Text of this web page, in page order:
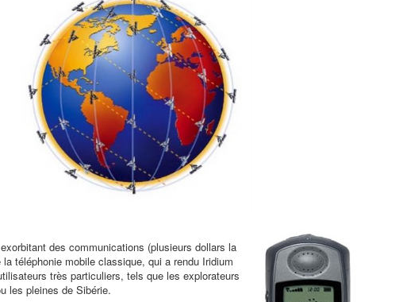
des communications (plusieurs dollars la
téléphonie mobile classique, qui a rendu Iridium
très particuliers, tels que les explorateurs
les pleines de Sibérie.